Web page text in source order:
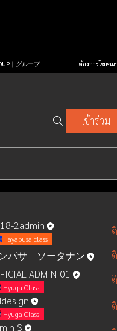
｜グループ ต้องการโฆษณ
เข้าร่วม
2admin
Hayabusa class
パサ ソータナン
ADMIN-01
Hyuga Class
Hyuga Class
S